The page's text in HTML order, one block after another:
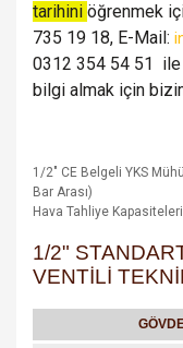
tarihini öğrenmek
735 19 18, E-Mail:
0312 354 54 51
bilgi almak için
1/2" CE Belgeli YKS
Bar Arası)
Hava Tahliye
1/2"
VENTİLİ